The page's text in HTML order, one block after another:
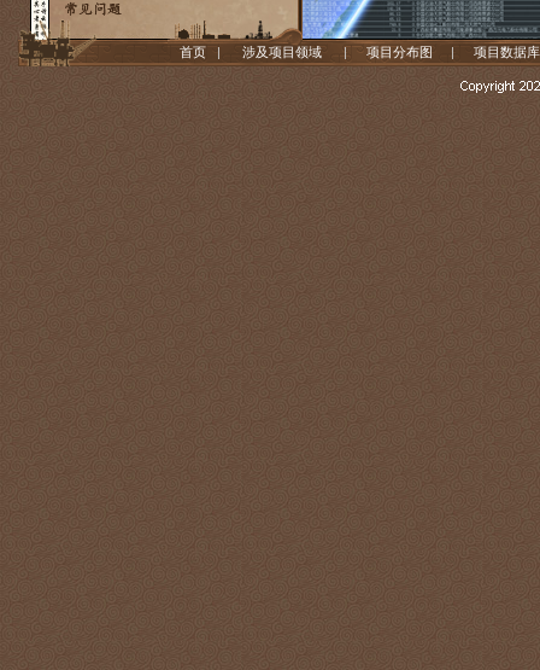
首页 | 涉及项目领域 | 项目分布图 | 项目数据库